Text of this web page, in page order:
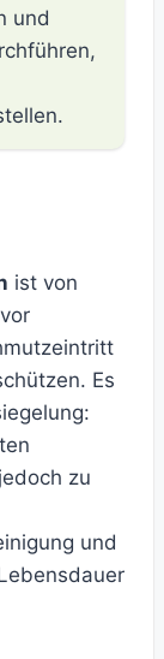
und
ist von
Es
zu
und